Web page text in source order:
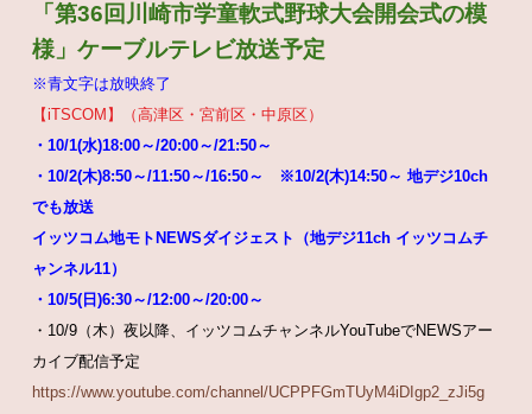
「第36回川崎市学童軟式野球大会開会式の模
様」ケーブルテレビ放送予定
※青文字は放映終了
【iTSCOM】（高津区・宮前区・中原区）
・10/1(水)18:00～/20:00～/21:50～
・10/2(木)8:50～/11:50～/16:50～ ※10/2(木)14:50～ 地デジ10ch
でも放送
イッツコム地モトNEWSダイジェスト（地デジ11ch イッツコムチ
ャンネル11）
・10/5(日)6:30～/12:00～/20:00～
・10/9（木）夜以降、イッツコムチャンネルYouTubeでNEWSアー
カイブ配信予定
https://www.youtube.com/channel/UCPPFGmTUyM4iDIgp2_zJi5g